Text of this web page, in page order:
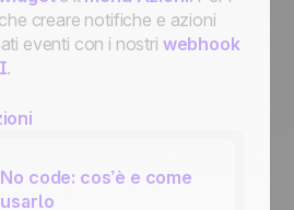
creare notifiche e azioni
eventi con i nostri webhook
.
No code: cos’è e come
usarlo